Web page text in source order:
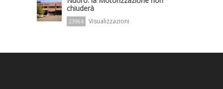
chiuderà
23964 Visualizzazioni